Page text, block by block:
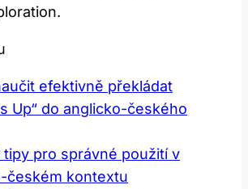
efektivně překládat
Up“ do anglicko-českého
tipy pro správné použití v
českém kontextu